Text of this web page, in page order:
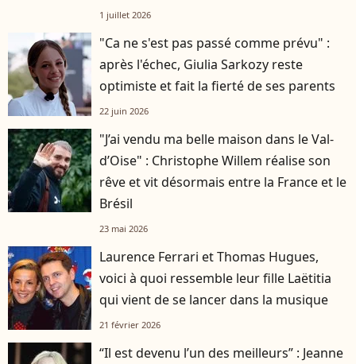
1 juillet 2026
"Ca ne s'est pas passé comme prévu" :
après l'échec, Giulia Sarkozy reste
optimiste et fait la fierté de ses parents
22 juin 2026
"J’ai vendu ma belle maison dans le Val-
d’Oise" : Christophe Willem réalise son
rêve et vit désormais entre la France et le
Brésil
23 mai 2026
Laurence Ferrari et Thomas Hugues,
voici à quoi ressemble leur fille Laëtitia
qui vient de se lancer dans la musique
21 février 2026
“Il est devenu l’un des meilleurs” : Jeanne